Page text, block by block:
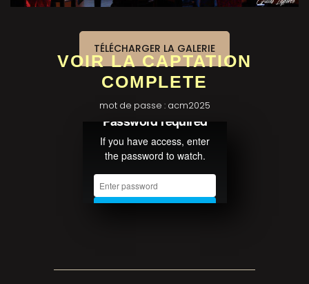
TÉLÉCHARGER LA GALERIE
VOIR LA CAPTATION
COMPLETE
mot de passe : acm2025